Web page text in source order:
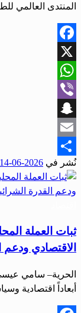
المنتدى العالمي
Facebook
X
WhatsApp
Viber
Snapchat
Email
Share
نُشر في 2026-06-14
ثبات العملة
الاقتصادي ودعم
الحرية– سامي
أبعاداً اقتصادية